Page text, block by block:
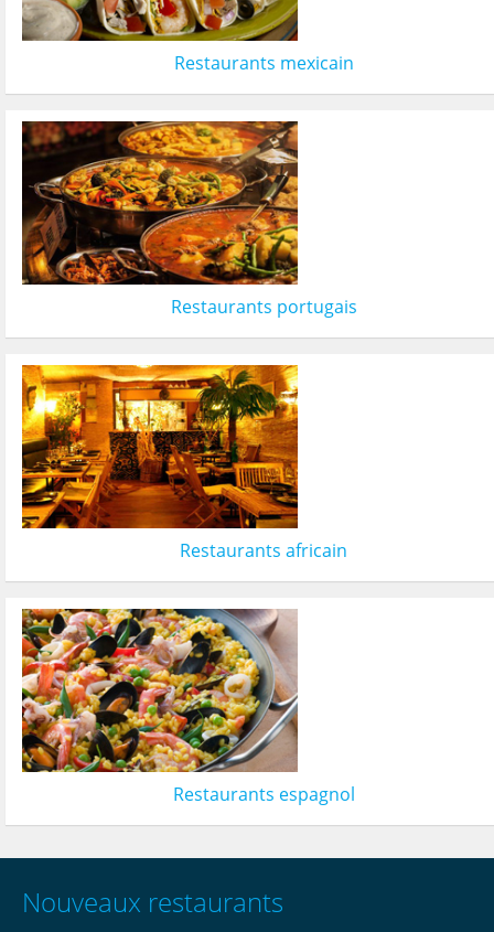
Restaurants mexicain
Restaurants portugais
Restaurants africain
Restaurants espagnol
Nouveaux restaurants